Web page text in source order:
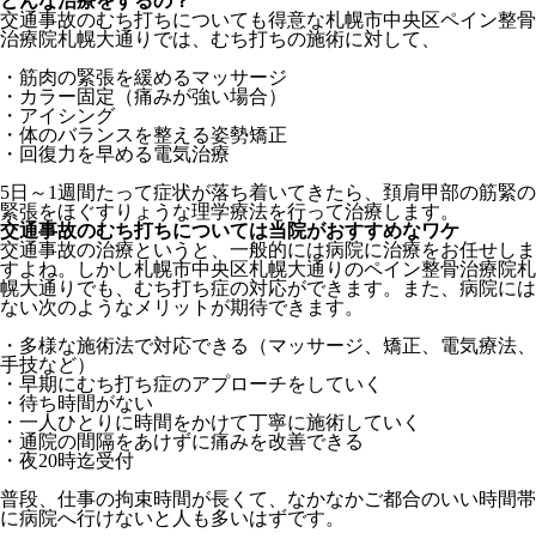
交通事故のむち打ちについても得意な札幌市中央区ペイン整骨
治療院札幌大通りでは、むち打ちの施術に対して、
・筋肉の緊張を緩めるマッサージ
・カラー固定（痛みが強い場合）
・アイシング
・体のバランスを整える姿勢矯正
・回復力を早める電気治療
5日～1週間たって症状が落ち着いてきたら、頚肩甲部の筋緊の
緊張をほぐすりょうな理学療法を行って治療します。
交通事故のむち打ちについては当院がおすすめなワケ
交通事故の治療というと、一般的には病院に治療をお任せしま
すよね。しかし札幌市中央区札幌大通りのペイン整骨治療院札
幌大通りでも、むち打ち症の対応ができます。また、病院には
ない次のようなメリットが期待できます。
・多様な施術法で対応できる（マッサージ、矯正、電気療法、
手技など）
・早期にむち打ち症のアプローチをしていく
・待ち時間がない
・一人ひとりに時間をかけて丁寧に施術していく
・通院の間隔をあけずに痛みを改善できる
・夜20時迄受付
普段、仕事の拘束時間が長くて、なかなかご都合のいい時間帯
に病院へ行けないと人も多いはずです。